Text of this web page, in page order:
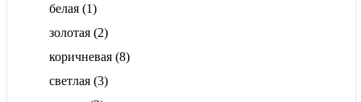
белая (1)
золотая (2)
коричневая (8)
светлая (3)